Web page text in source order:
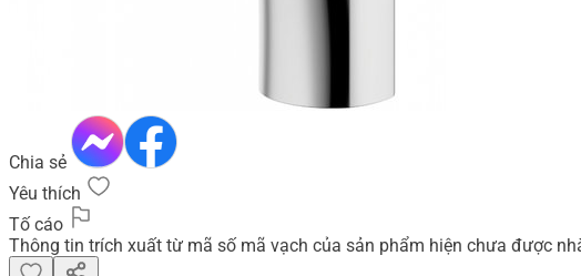
Chia sẻ
Yêu thích
Tố cáo
Thông tin trích xuất từ mã số mã vạch của sản phẩm hiện chưa được